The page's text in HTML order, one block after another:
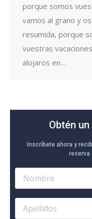
porque somos
vamos al grano y
resumida, porque
vuestras
alojaros en…
Obtén
Inscríbete ahora y
reserva